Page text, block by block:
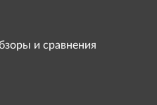
и сравнения